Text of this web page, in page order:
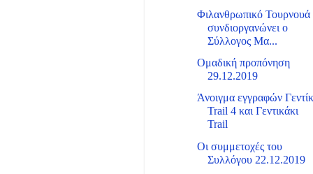
Φιλανθρωπικό Τουρνουά
συνδιοργανώνει ο
Σύλλογος Μα...
Ομαδική προπόνηση
29.12.2019
Άνοιγμα εγγραφών
Trail 4 και Γεντικάκι
Trail
Οι συμμετοχές του
Συλλόγου 22.12.2019